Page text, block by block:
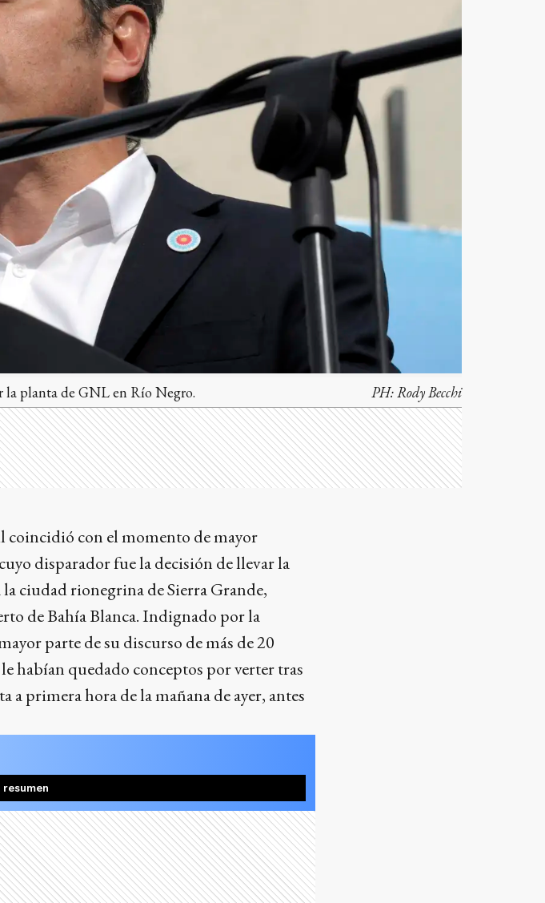
la planta de GNL en Río Negro. PH:Rody Becchi
con el momento de mayor
disparador fue la decisión de llevar la
la ciudad rionegrina de Sierra Grande,
de Bahía Blanca. Indignado por la
parte de su discurso de más de 20
habían quedado conceptos por verter tras
a primera hora de la mañana de ayer, antes
resumen